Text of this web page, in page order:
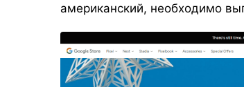
американский, необходимо